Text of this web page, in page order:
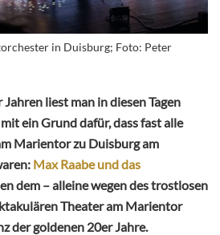
in Duisburg; Foto: Peter
liest man in diesen Tagen
ein Grund dafür, dass fast alle
Marientor zu Duisburg am
Max Raabe und das
dem – alleine wegen des trostlosen
Theater am Marientor
der goldenen 20er Jahre.